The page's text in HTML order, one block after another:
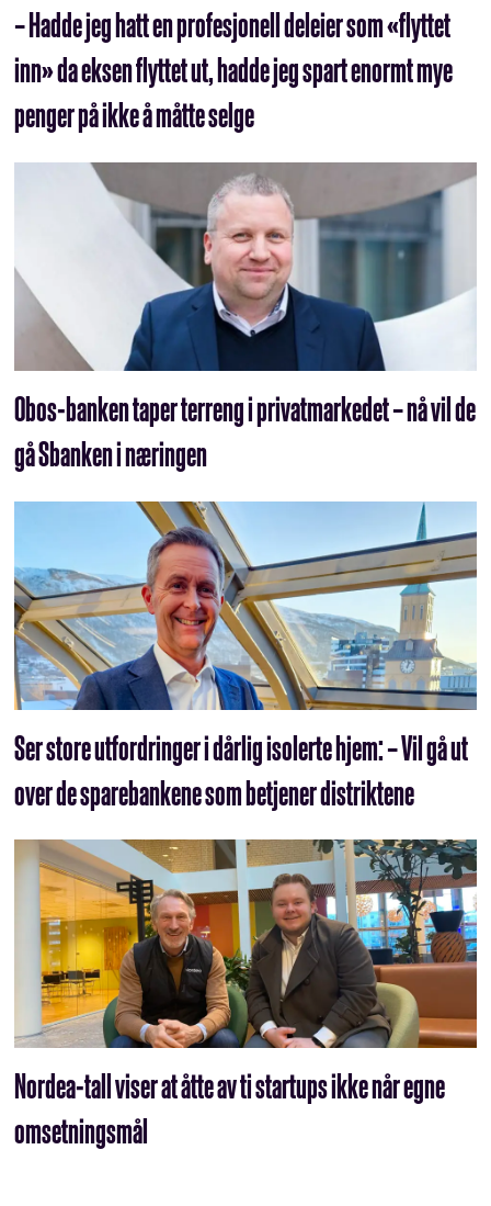
– Hadde jeg hatt en profesjonell deleier som «flyttet
inn» da eksen flyttet ut, hadde jeg spart enormt mye
penger på ikke å måtte selge
Obos-banken taper terreng i privatmarkedet – nå vil de
gå Sbanken i næringen
Ser store utfordringer i dårlig isolerte hjem: – Vil gå ut
over de sparebankene som betjener distriktene
Nordea-tall viser at åtte av ti startups ikke når egne
omsetningsmål